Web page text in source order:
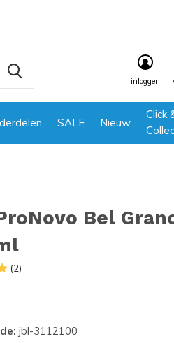
SALE Nieuw
Click
inloggen
Bel
(2)
jbl-3112100